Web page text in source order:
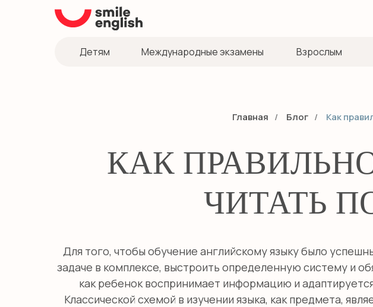
Детям Международные экзамены Взрослым
Главная / Блог / Как
КАК
ЧИТАТЬ
Для того, чтобы обучение английскому языку было
задаче в комплексе, выстроить определенную систему и
как ребенок воспринимает информацию и
Классической схемой в изучении языка, как предмета,